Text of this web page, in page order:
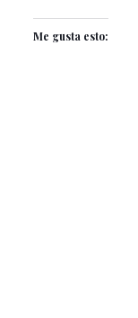
Me gusta esto: